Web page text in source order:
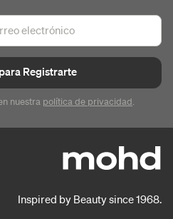
Registrarte
nuestra política de privacidad.
Inspired by Beauty since 1968.